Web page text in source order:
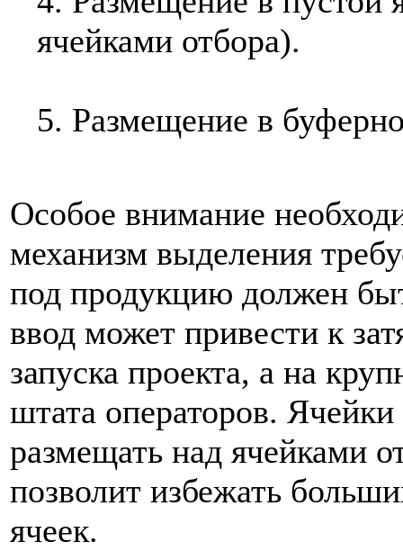
ячейками отбора).
5. Размещение в
Особое внимание
механизм выделения
под продукцию должен
ввод может привести к
запуска проекта, а на
штата операторов.
размещать над ячейками
позволит избежать
ячеек.